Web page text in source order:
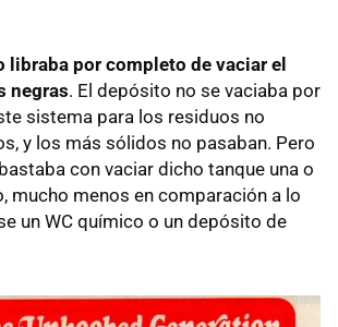
libraba por completo de vaciar el
negras. El depósito no se vaciaba por
sistema para los residuos no
y los más sólidos no pasaban. Pero
con vaciar dicho tanque una o
mucho menos en comparación a lo
un WC químico o un depósito de